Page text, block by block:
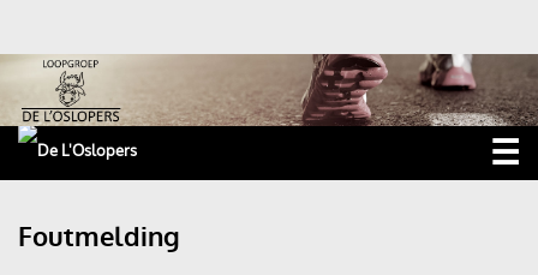
☰
Foutmelding